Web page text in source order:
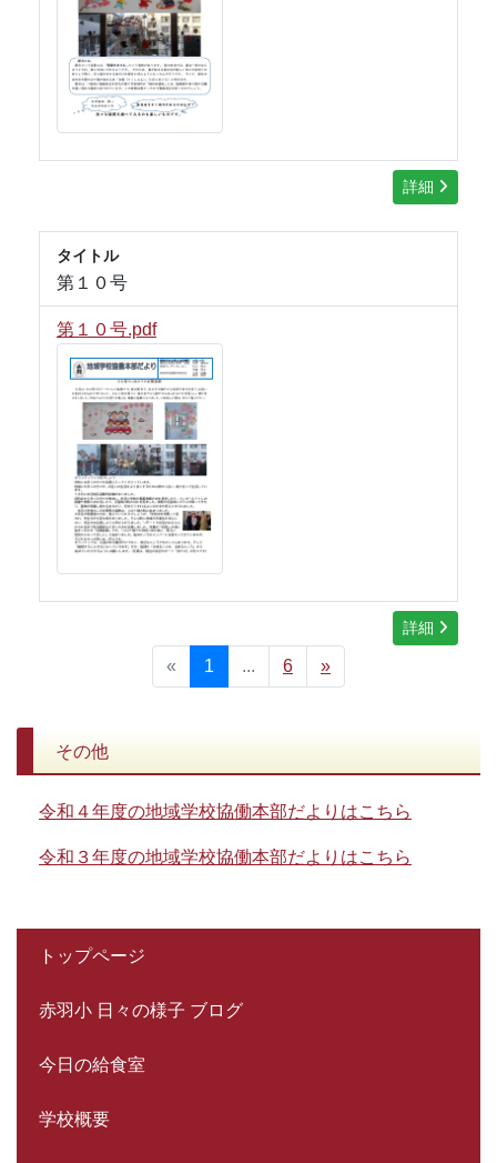
トップページ
赤羽小 日々の様子 ブログ
今日の給食室
学校概要
詳細
タイトル
第１０号
第１０号.pdf
詳細
« 1 ... 6 »
その他
令和４年度の地域学校協働本部だよりはこちら
令和３年度の地域学校協働本部だよりはこちら